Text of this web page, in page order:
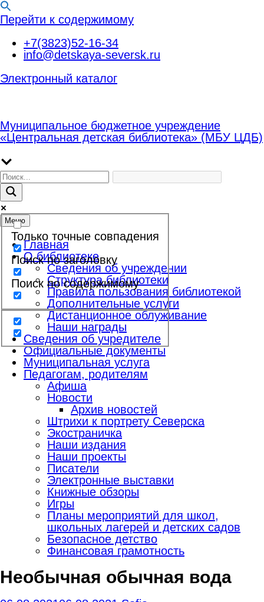
Перейти к содержимому
+7(3823)52-16-34
info@detskaya-seversk.ru
Электронный каталог
Муниципальное бюджетное учреждение
«Центральная детская библиотека» (МБУ ЦДБ)
Только точные совпадения
Поиск по заголовку
Поиск по содержимому
Меню
Главная
О библиотеке
Сведения об учреждении
Структура библиотеки
Правила пользования библиотекой
Дополнительные услуги
Дистанционное облуживание
Наши награды
Сведения об учредителе
Официальные документы
Муниципальная услуга
Педагогам, родителям
Афиша
Новости
Архив новостей
Штрихи к портрету Северска
Экостраничка
Наши издания
Наши проекты
Писатели
Электронные выставки
Книжные обзоры
Игры
Планы мероприятий для школ,
школьных лагерей и детских садов
Безопасное детство
Финансовая грамотность
Необычная обычная вода